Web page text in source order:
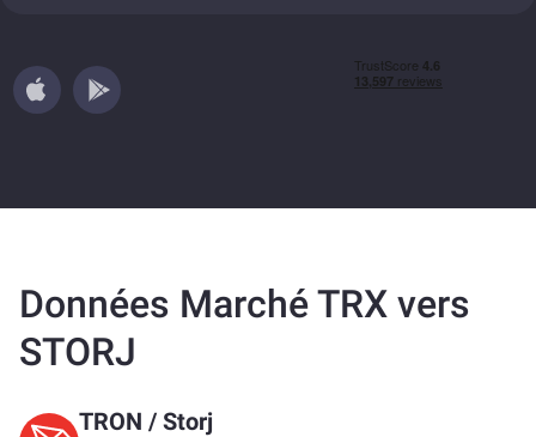
Données Marché TRX vers
STORJ
TRON / Storj